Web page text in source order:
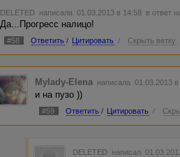
DELETED написала 01.03.2013 в 14:58 в ответ
Да...Прогресс налицо!
#58 Ответить / Цитировать / Скрыть ветку
Mylady-Elena написала 01.03.2013
и на пузо ))
#59 Ответить / Цитировать /
DELETED написал